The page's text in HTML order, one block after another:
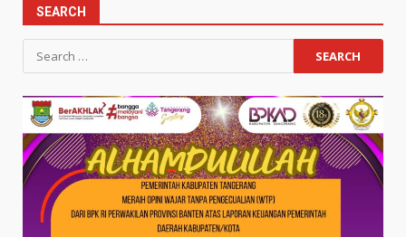
SEARCH
Search
for: